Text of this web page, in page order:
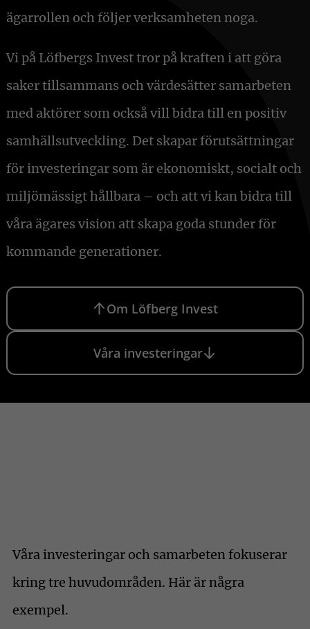
ägarrollen och följer verksamheten noga.
Vi på Löfbergs Invest tror på kraften i att göra
saker tillsammans och värdesätter samarbeten
med aktörer som också vill bidra till en positiv
samhällsutveckling. Det skapar förutsättningar
för investeringar som är ekonomiskt, socialt och
miljömässigt hållbara – och att vi kan bidra till
våra ägares vision att skapa goda stunder för
kommande generationer.
Om Löfberg Invest
Våra investeringar
Våra investeringar och samarbeten fokuserar
kring tre huvudområden. Här är några
exempel.